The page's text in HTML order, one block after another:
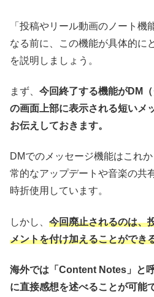
「投稿やリール動画のノート機
なる前に、この機能が具体的に
を説明しましょう。
まず、 今回終了する機能がDM
の画面上部に表示される短いメ
お伝えしておきます。
DMでのメッセージ機能はこれ
常的なアップデートや音楽の共
時折使用しています。
しかし、 今回廃止されるのは、
メントを付け加えることができ
海外では「Content Notes」と
に直接感想を述べることが可能